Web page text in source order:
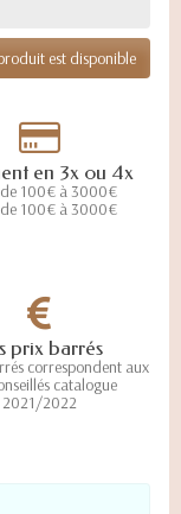
est disponible
en 3x ou 4x
de 100€ à 3000€
de 100€ à 3000€
prix barrés
correspondent aux
catalogue
2021/2022